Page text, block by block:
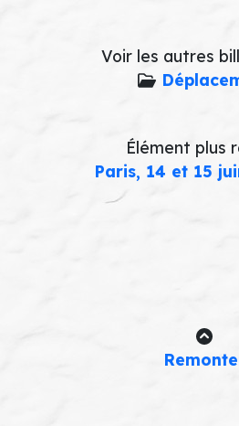
Voir les autres
Élément plus
Paris, 14 et 15